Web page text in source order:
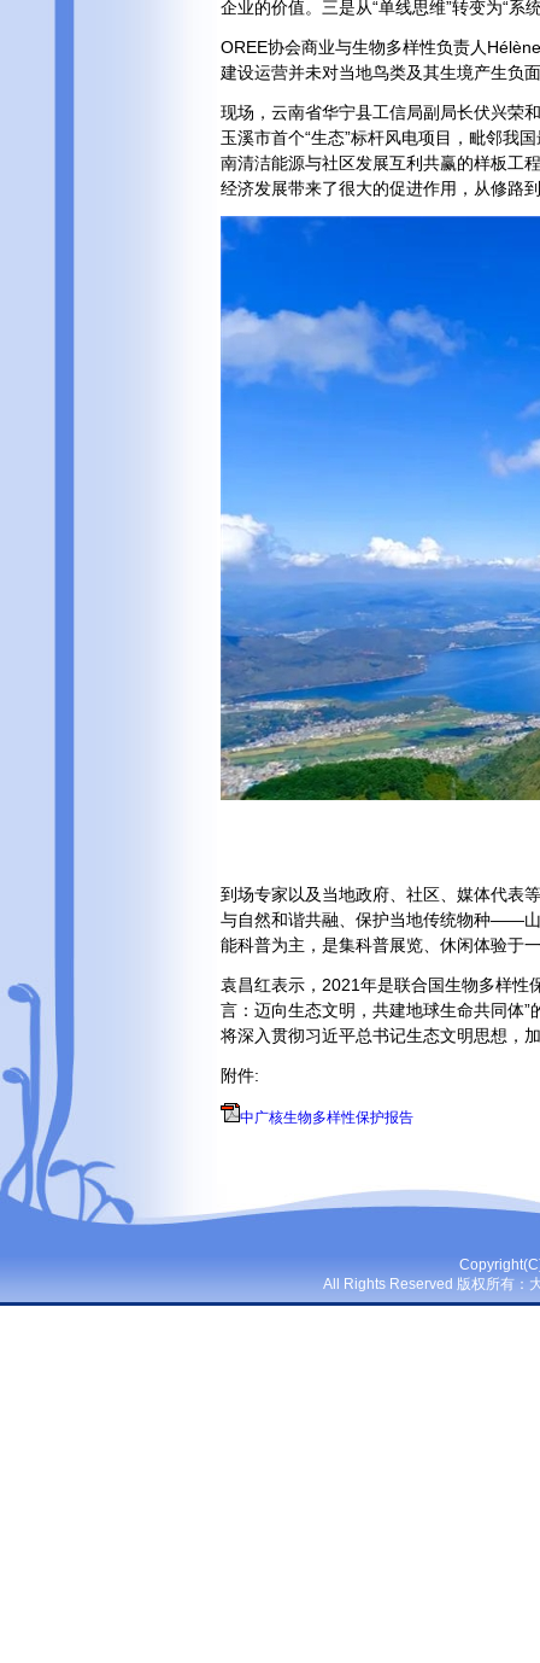
企业的价值。三是从“单线思维”转变为“
OREE协会商业与生物多样性负责人
建设运营并未对当地鸟类及其生境产生负
现场，云南省华宁县工信局副局长伏兴荣
玉溪市首个“生态”标杆风电项目，毗邻我
南清洁能源与社区发展互利共赢的样板工
经济发展带来了很大的促进作用，从修路
到场专家以及当地政府、社区、媒体代表
与自然和谐共融、保护当地传统物种——
能科普为主，是集科普展览、休闲体验于
袁昌红表示，2021年是联合国生物多样
言：迈向生态文明，共建地球生命共同体
将深入贯彻习近平总书记生态文明思想，
附件:
中广核生物多样性保护报告
All Rights Reserved 版权所有：